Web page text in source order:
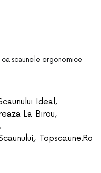
scaunele ergonomice
Ideal,
La Birou,
, Topscaune.ro